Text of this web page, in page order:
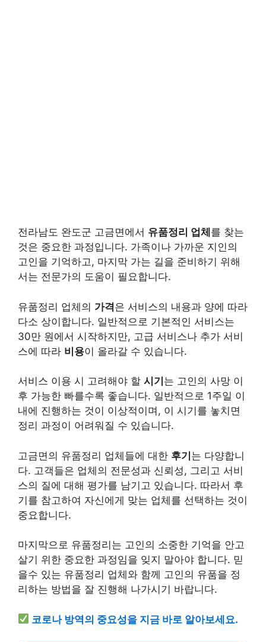
전라남도 완도군 고금면에서 유품정리 업체 를 찾는
것은 중요한 과정입니다. 가족이나 가까운 지인의
고인을 기억하고, 마지막 가는 길을 준비하기 위해
서는 전문가의 도움이 필요합니다.
유품정리 업체의 가격은 서비스의 내용과 양에 따라
다소 상이합니다. 일반적으로 기본적인 서비스는
30만 원에서 시작하지만, 고급 서비스나 추가 서비
스에 따라 비용이 올라갈 수 있습니다.
서비스 이용 시 고려해야 할 시기 는 고인의 사망 이
후 가능한 빠를수록 좋습니다. 일반적으로 1주일 이
내에 진행하는 것이 이상적이며, 이 시기를 놓치면
정리 과정이 어려워질 수 있습니다.
고금면의 유품정리 업체들에 대한 후기는 다양합니
다. 고객들은 업체의 전문성과 신뢰성, 그리고 서비
스의 질에 대해 평가를 남기고 있습니다. 따라서 후
기를 참고하여 자신에게 맞는 업체를 선택하는 것이
중요합니다.
마지막으로 유품정리는 고인의 소중한 기억을 안고
살기 위한 중요한 과정임을 잊지 말아야 합니다. 믿
을수 있는 유품정리 업체와 함께 고인의 유품을 정
리하는 방법을 잘 진행해 나가시기 바랍니다.
코로나 방역의 중요성을 지금 바로 알아보세요.